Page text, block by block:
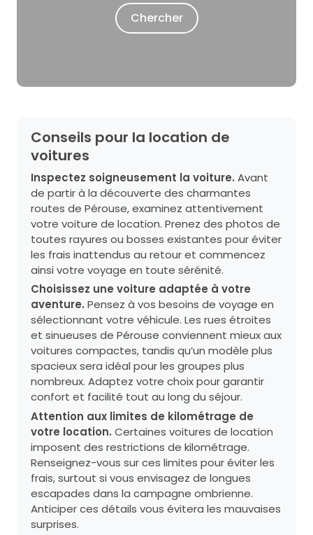
Chercher
Conseils pour la location de
voitures
Inspectez soigneusement la voiture. Avant
de partir à la découverte des charmantes
routes de Pérouse, examinez attentivement
votre voiture de location. Prenez des photos de
toutes rayures ou bosses existantes pour éviter
les frais inattendus au retour et commencez
ainsi votre voyage en toute sérénité.
Choisissez une voiture adaptée à votre
aventure. Pensez à vos besoins de voyage en
sélectionnant votre véhicule. Les rues étroites
et sinueuses de Pérouse conviennent mieux aux
voitures compactes, tandis qu’un modèle plus
spacieux sera idéal pour les groupes plus
nombreux. Adaptez votre choix pour garantir
confort et facilité tout au long du séjour.
Attention aux limites de kilométrage de
votre location. Certaines voitures de location
imposent des restrictions de kilométrage.
Renseignez-vous sur ces limites pour éviter les
frais, surtout si vous envisagez de longues
escapades dans la campagne ombrienne.
Anticiper ces détails vous évitera les mauvaises
surprises.